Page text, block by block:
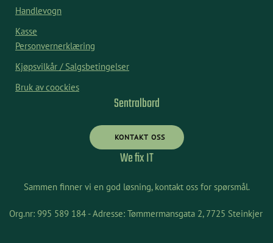
Handlevogn
Kasse
Personvernerklæring
Kjøpsvilkår / Salgsbetingelser
Bruk av coockies
Sentralbord
KONTAKT OSS
We fix IT
Sammen finner vi en god løsning, kontakt oss for spørsmål.
Org.nr: 995 589 184 - Adresse: Tømmermansgata 2, 7725 Steinkjer